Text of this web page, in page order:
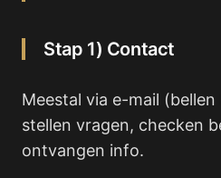
Stap 1) Contact
Meestal via e-mail
stellen vragen, checken
ontvangen info.